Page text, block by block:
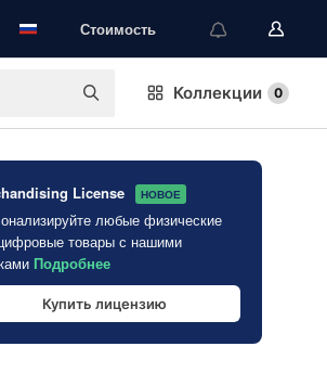
Стоимость
Коллекции 0
License НОВОЕ
любые физические
товары с нашими
Подробнее
Купить лицензию